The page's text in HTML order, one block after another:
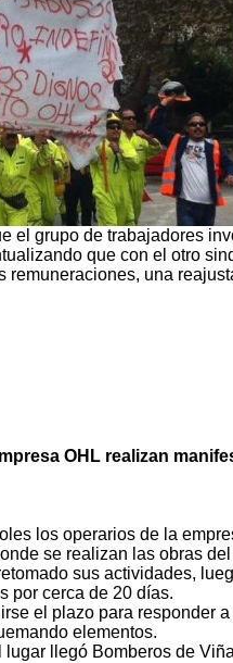
el grupo de trabajadores
que con el otro
remuneraciones, una
OHL realizan
los operarios de la
se realizan las obras
sus actividades,
por cerca de 20 días.
el plazo para responder
elementos.
llegó Bomberos de